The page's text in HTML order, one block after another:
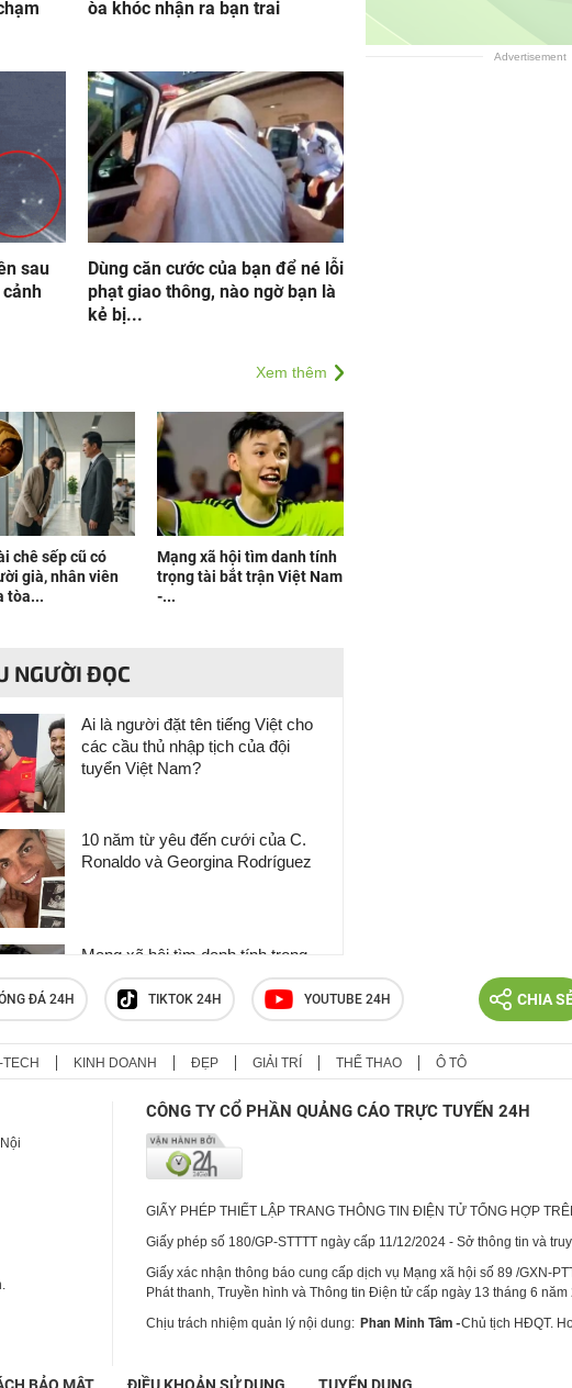
òa khóc nhận ra bạn trai
sau
Dùng căn cước của bạn để né lỗi
phạt giao thông, nào ngờ bạn là
kẻ bị...
Xem thêm
chê sếp cũ có
già, nhân viên
tòa...
Mạng xã hội tìm danh tính
trọng tài bắt trận Việt Nam
-...
NGƯỜI ĐỌC
Ai là người đặt tên tiếng Việt cho
các cầu thủ nhập tịch của đội
tuyển Việt Nam?
10 năm từ yêu đến cưới của C.
Ronaldo và Georgina Rodríguez
Mạng xã hội tìm danh tính trọng
tài bắt trận Việt Nam - Campuchia
Hả hê cưới được vợ trong trắng,
báo khiến bản thân chết lặng, bẽ
Advertisement
ĐÁ 24H TIKTOK 24H YOUTUBE 24H CHIA
TECH KINH DOANH ĐẸP GIẢI TRÍ THỂ THAO Ô TÔ
CÔNG TY CỔ PHẦN QUẢNG CÁO TRỰC TUYẾN 24H
GIẤY PHÉP THIẾT LẬP TRANG THÔNG TIN ĐIỆN TỬ TỔNG HỢP
Giấy phép số 180/GP-STTTT ngày cấp 11/12/2024 - Sở thông tin và
Giấy xác nhận thông báo cung cấp dịch vụ Mạng xã hội số 89 /GXN-
Phát thanh, Truyền hình và Thông tin Điện tử cấp ngày 13 tháng 6 năm
Chịu trách nhiệm quản lý nội dung: Phan Minh Tâm -Chủ tịch HĐQT.
BẢO MẬT ĐIỀU KHOẢN SỬ DỤNG TUYỂN DỤNG